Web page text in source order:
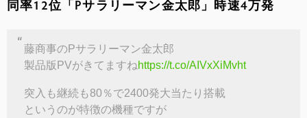
同率12位「Pサラリーマン金太郎」時速4万発
藤商事のPサラリーマン金太郎
製品版PVがきてますねhttps://t.co/AIVxXiMvht
突入も継続も80％で2400発大当たり搭載
というのが特徴の機種ですが